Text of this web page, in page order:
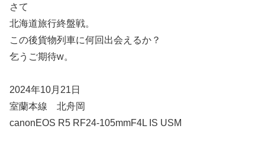
さて
北海道旅行終盤戦。
この後貨物列車に何回出会えるか？
乞うご期待w。
2024年10月21日
室蘭本線 北舟岡
canonEOS R5 RF24-105mmF4L IS USM